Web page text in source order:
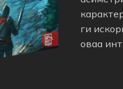
ги
оваа